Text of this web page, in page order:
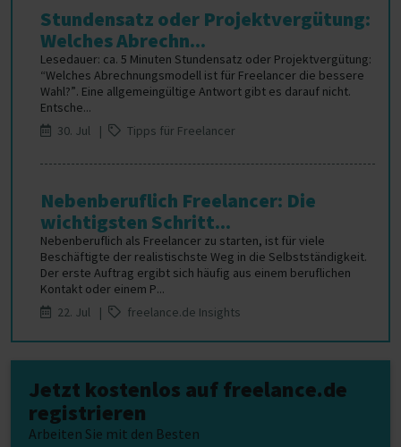
Stundensatz oder Projektvergütung:
Welches Abrechn...
Lesedauer: ca. 5 Minuten Stundensatz oder Projektvergütung:
“Welches Abrechnungsmodell ist für Freelancer die bessere
Wahl?”. Eine allgemeingültige Antwort gibt es darauf nicht.
Entsche...
30. Jul |
Tipps für Freelancer
Nebenberuflich Freelancer: Die
wichtigsten Schritt...
Nebenberuflich als Freelancer zu starten, ist für viele
Beschäftigte der realistischste Weg in die Selbstständigkeit.
Der erste Auftrag ergibt sich häufig aus einem beruflichen
Kontakt oder einem P...
22. Jul |
freelance.de Insights
Jetzt kostenlos auf freelance.de
registrieren
Arbeiten Sie mit den Besten